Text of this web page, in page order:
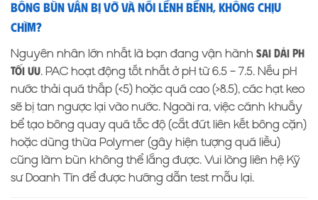
bông bùn vẫn bị vỡ và nổi lềnh bềnh, không chịu
chìm?
Nguyên nhân lớn nhất là bạn đang vận hành sai dải pH
tối ưu. PAC hoạt động tốt nhất ở pH từ 6.5 – 7.5. Nếu pH
nước thải quá thấp (<5) hoặc quá cao (>8.5), các hạt keo
sẽ bị tan ngược lại vào nước. Ngoài ra, việc cánh khuấy
bể tạo bông quay quá tốc độ (cắt đứt liên kết bông cặn)
hoặc dùng thừa Polymer (gây hiện tượng quá liều)
cũng làm bùn không thể lắng được. Vui lòng liên hệ Kỹ
sư Doanh Tín để được hướng dẫn test mẫu lại.